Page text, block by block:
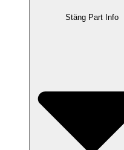
Stäng Part Info